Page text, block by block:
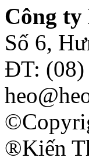
Công
Số 6,
ĐT: (08)
®Kiến